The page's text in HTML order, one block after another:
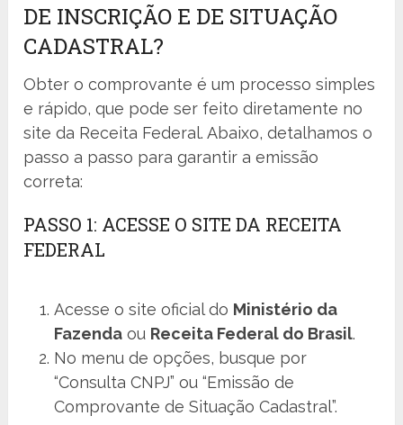
DE INSCRIÇÃO E DE SITUAÇÃO
CADASTRAL?
Obter o comprovante é um processo simples
e rápido, que pode ser feito diretamente no
site da Receita Federal. Abaixo, detalhamos o
passo a passo para garantir a emissão
correta:
PASSO 1: ACESSE O SITE DA RECEITA
FEDERAL
Acesse o site oficial do Ministério da
Fazenda ou Receita Federal do Brasil.
No menu de opções, busque por
“Consulta CNPJ” ou “Emissão de
Comprovante de Situação Cadastral”.